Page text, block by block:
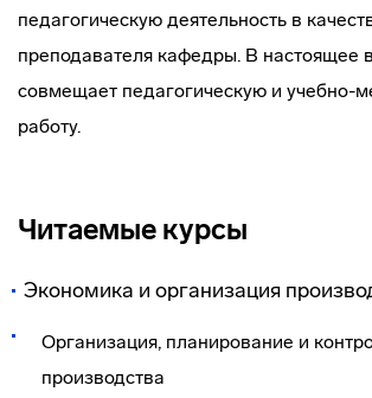
педагогическую деятельность в
преподавателя кафедры. В настоящее
совмещает педагогическую и учебно-
работу.
Читаемые курсы
Экономика и организация
Организация, планирование и
производства